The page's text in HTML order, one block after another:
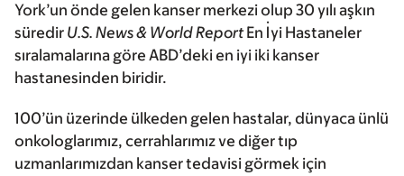
York’un önde gelen kanser merkezi olup 30 yılı aşkın
süredir U.S. News & World ReportEn İyi Hastaneler
sıralamalarına göre ABD’deki en iyi iki kanser
hastanesinden biridir.
100’ün üzerinde ülkeden gelen hastalar, dünyaca ünlü
onkologlarımız, cerrahlarımız ve diğer tıp
uzmanlarımızdan kanser tedavisi görmek için